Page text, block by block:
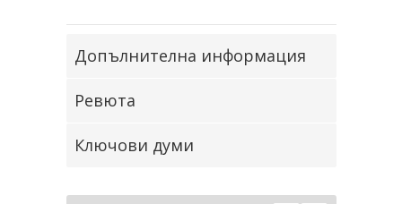
Допълнителна информация
Ревюта
Ключови думи